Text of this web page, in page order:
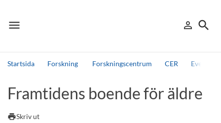
menu
Meny person_outline
Logga in
search
Sök
Startsida Forskning Forskningscentrum CER Events,
Andra söktjänster
Detta är vår testmiljö - endast testdata
Framtidens boende för äldre
printSkriv ut